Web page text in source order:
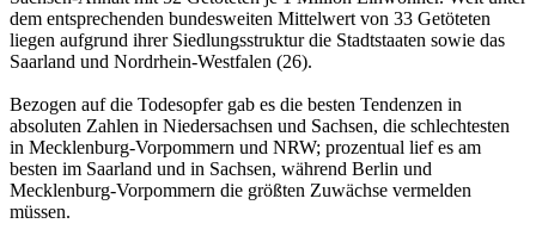
dem entsprechenden bundesweiten Mittelwert von 33 Getöteten
liegen aufgrund ihrer Siedlungsstruktur die Stadtstaaten sowie das
Saarland und Nordrhein-Westfalen (26).
Bezogen auf die Todesopfer gab es die besten Tendenzen in
absoluten Zahlen in Niedersachsen und Sachsen, die schlechtesten
in Mecklenburg-Vorpommern und NRW; prozentual lief es am
besten im Saarland und in Sachsen, während Berlin und
Mecklenburg-Vorpommern die größten Zuwächse vermelden
müssen.